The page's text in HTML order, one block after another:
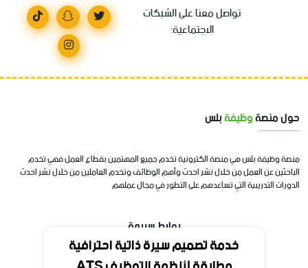
خدمة تصميم سيرة ذاتية احترافية
تواصل معنا على الشبكات
الاجتماعية:
حول منصةوظيفةبلس
منصة وظيفة بلس هي منصة الكترونية تخدم جميع المهتمين بقطاع العمل فهي تخدم
الباحثين عن العمل من خلال نشر احدث وأهم الوظائف وتخدم العاملين من خلال نشر احدث
الدورات التدريبية التي تساعدهم على التطور في مجال عملهم
روابط سريعة